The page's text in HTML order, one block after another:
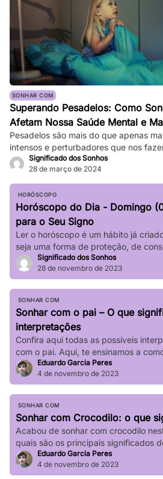
SONHAR COM
Superando Pesadelos: Como
Afetam Nossa Saúde Mental e
Pesadelos são mais do que apenas
intensos e perturbadores que nos
profundo. Eles podem ser tão vívidos e
fazem nosso coração bater forte, e a
persiste mesmo depois de
ocasionais são comuns, ocorrências
impactar significativamente nossa […]
Significado dos Sonhos
28 de março de 2024
HORÓSCOPO
Horóscopo do Dia - Domingo
para o Seu Signo
Ler o horóscopo é um hábito já
seja uma forma de proteção, de
passos de sua vida e até mesmo de
“roubadas”, não é mesmo? Quer
prevendo para seu signo no dia de
Significado dos Sonhos
28 de novembro de 2023
SONHAR COM
Sonhar com o pai – O que
interpretações
Confira aqui todas as possíveis
com o pai. Aqui, te ensinamos a
seu sonho!Eduardo Garcia Peres
4 de novembro de 2023
SONHAR COM
Sonhar com Crocodilo: o que
Acabou de sonhar com crocodilo
quais são os principais significados
suas principais variações!
Eduardo Garcia Peres
4 de novembro de 2023